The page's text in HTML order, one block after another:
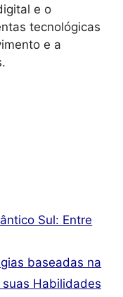
e o
tecnológicas
e a
Sul: Entre
baseadas na
Habilidades